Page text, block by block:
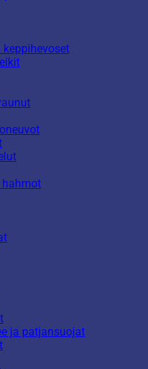
keppihevoset
ja patjansuojat